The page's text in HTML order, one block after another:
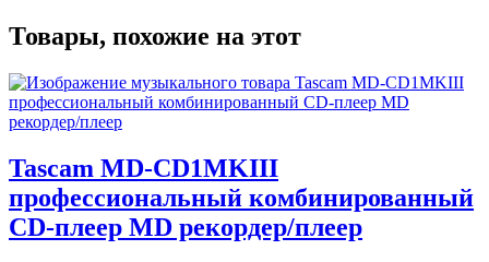
Товары, похожие на этот
Tascam MD-CD1MKIII
профессиональный комбинированный
CD-плеер MD рекордер/плеер